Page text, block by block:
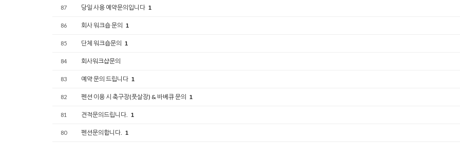
87 당일 사용 예약문의입니다 1
86 회사 워크숍 문의 1
85 단체 워크숍문의 1
84 회사워크샵문의
83 예약 문의 드립니다 1
82 펜션 이용 시 축구장(풋살장) & 바베큐 문의 1
81 견적문의드립니다. 1
80 펜션문의합니다. 1